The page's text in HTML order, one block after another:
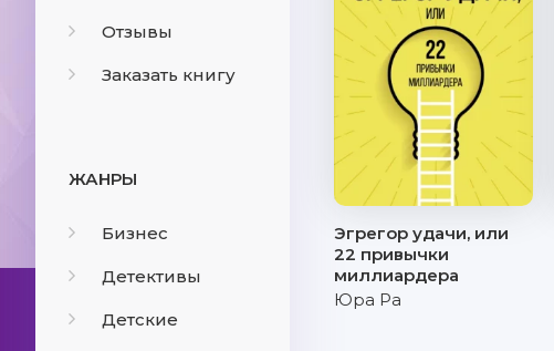
Отзывы
Заказать книгу
ЖАНРЫ
Бизнес
Детективы
Детские
Эгрегор удачи, или
22 привычки
миллиардера
Юра Ра